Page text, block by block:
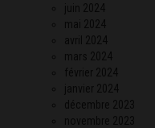
juin 2024
mai 2024
avril 2024
mars 2024
février 2024
janvier 2024
décembre 2023
novembre 2023